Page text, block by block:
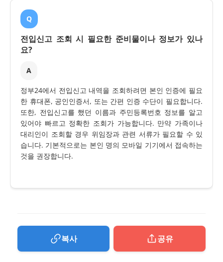
Q
전입신고 조회 시 필요한 준비물이나 정보가 있나
요?
A
정부24에서 전입신고 내역을 조회하려면 본인 인증에 필요
한 휴대폰, 공인인증서, 또는 간편 인증 수단이 필요합니다.
또한, 전입신고를 했던 이름과 주민등록번호 정보를 알고
있어야 빠르고 정확한 조회가 가능합니다. 만약 가족이나
대리인이 조회할 경우 위임장과 관련 서류가 필요할 수 있
습니다. 기본적으로는 본인 명의 모바일 기기에서 접속하는
것을 권장합니다.
복사 공유